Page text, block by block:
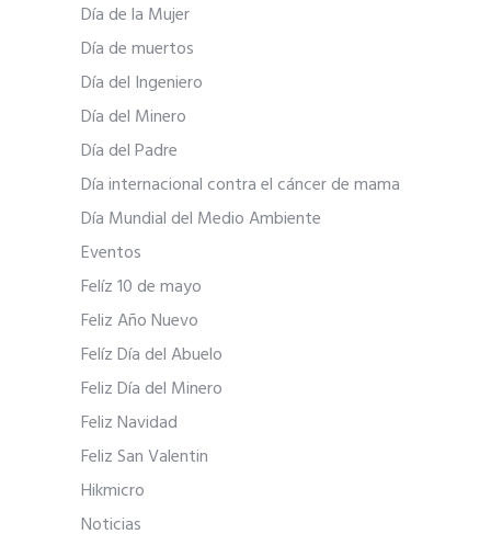
Día de la Mujer
Día de muertos
Día del Ingeniero
Día del Minero
Día del Padre
Día internacional contra el cáncer de mama
Día Mundial del Medio Ambiente
Eventos
Felíz 10 de mayo
Feliz Año Nuevo
Felíz Día del Abuelo
Feliz Día del Minero
Feliz Navidad
Feliz San Valentin
Hikmicro
Noticias